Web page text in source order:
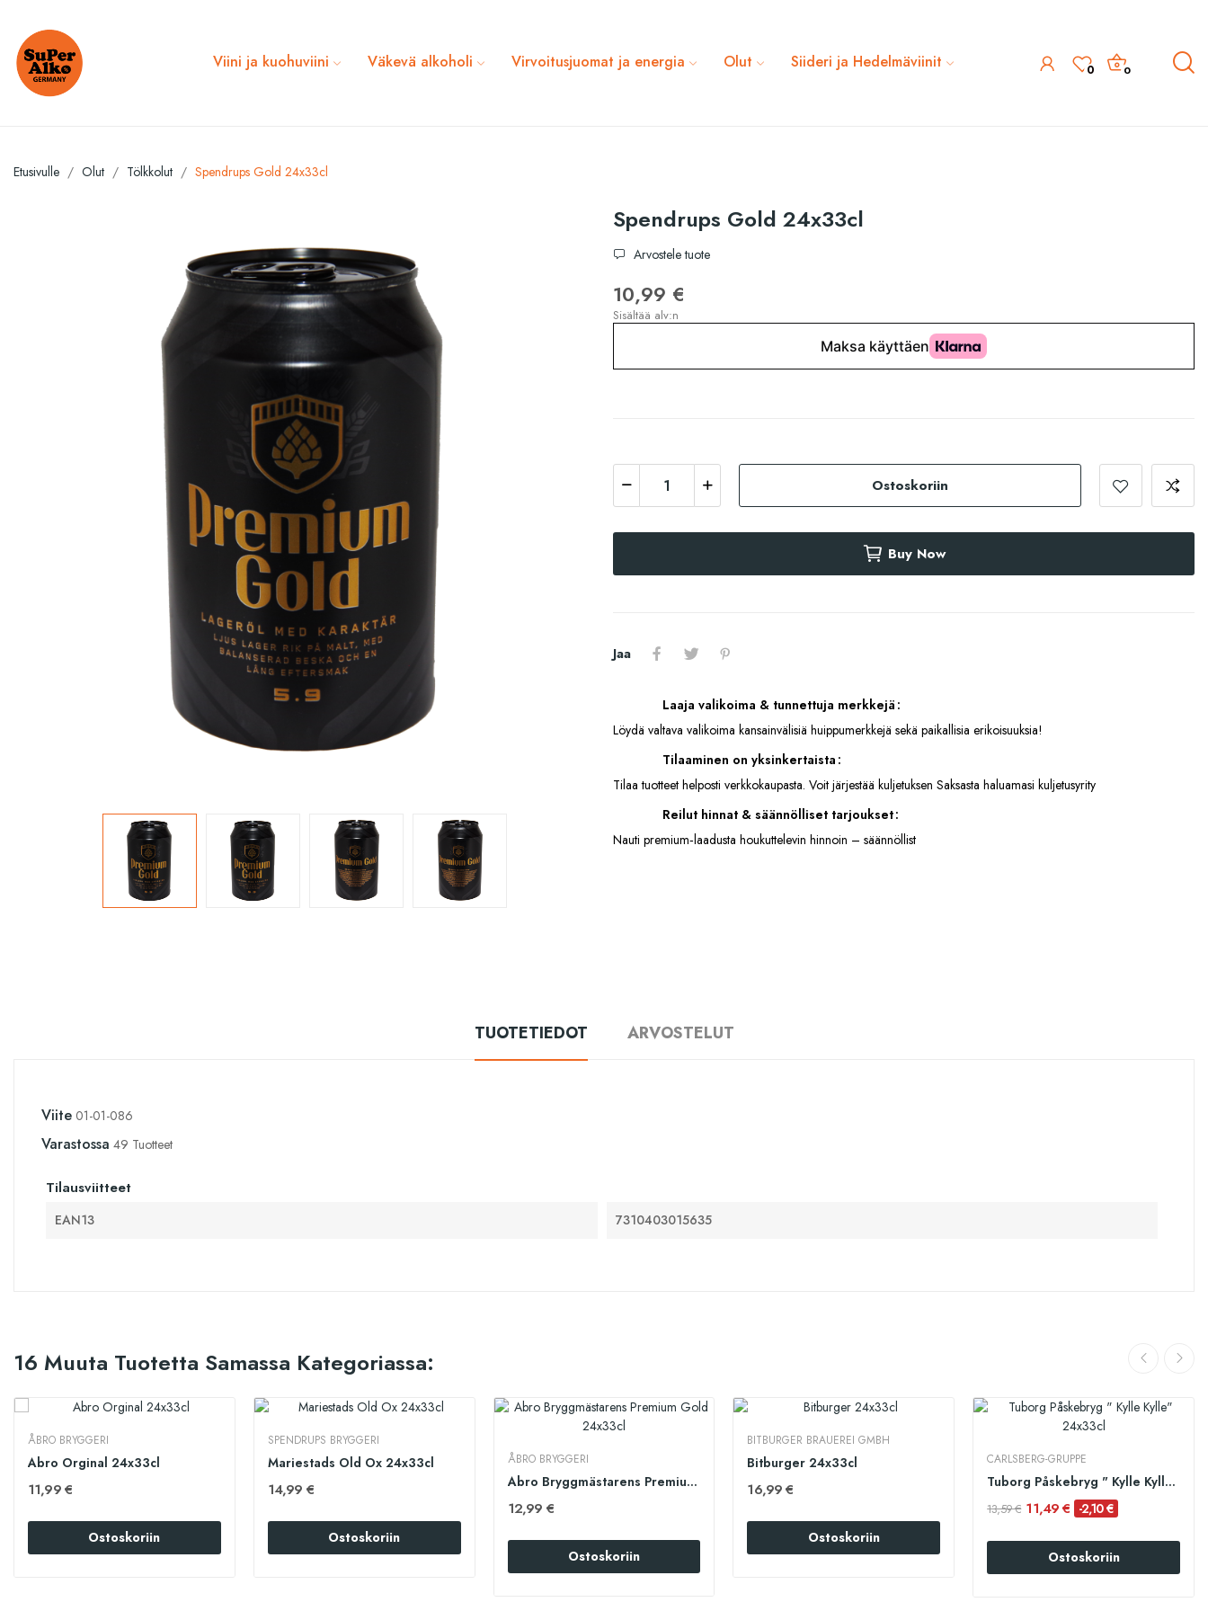
Viini ja kuohuviini Väkevä alkoholi Virvoitusjuomat ja energia Olut Siideri ja Hedelmäviinit 0 0
Etusivulle Olut Tölkkolut Spendrups Gold 24x33cl
Spendrups Gold 24x33cl
Arvostele tuote
10,99 €
Sisältää alv:n
Ostoskoriin
Buy Now
Jaa
Laaja valikoima & tunnettuja merkkejä
Löydä valtava valikoima kansainvälisiä huippumerkkejä sekä paikallisia erikoisuuksia!
Tilaaminen on yksinkertaista
Tilaa tuotteet helposti verkkokaupasta. Voit järjestää kuljetuksen Saksasta haluamasi kuljetusyrity
Reilut hinnat & säännölliset tarjoukset
Nauti premium‑laadusta houkuttelevin hinnoin – säännöllist
TUOTETIEDOT ARVOSTELUT
Viite 01-01-086
Varastossa 49 Tuotteet
Tilausviitteet
EAN13 7310403015635
16 Muuta Tuotetta Samassa Kategoriassa:
ÅBRO BRYGGERI
Abro Orginal 24x33cl
11,99 €
Ostoskoriin
SPENDRUPS BRYGGERI
Mariestads Old Ox 24x33cl
14,99 €
Ostoskoriin
ÅBRO BRYGGERI
Abro Bryggmästarens Premium Gold 24x33cl
12,99 €
Ostoskoriin
BITBURGER BRAUEREI GMBH
Bitburger 24x33cl
16,99 €
Ostoskoriin
CARLSBERG-GRUPPE
Tuborg Påskebryg " Kylle Kylle" 24x33cl
13,59 € 11,49 € -2,10 €
Ostoskoriin